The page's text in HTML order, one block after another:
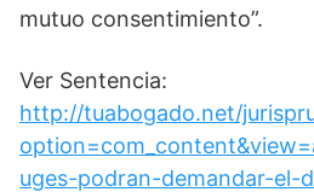
mutuo consentimiento”.
Ver Sentencia:
http://tuabogado.net/
uges-podran-demandar-el-